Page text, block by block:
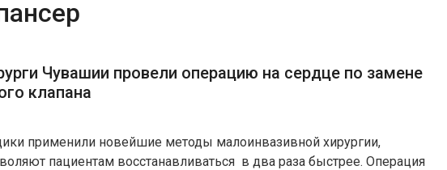
Чувашии провели операцию на сердце по замене
клапана
применили новейшие методы малоинвазивной хирургии,
пациентам восстанавливаться в два раза быстрее. Операция